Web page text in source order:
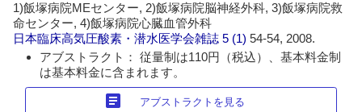
1)飯塚病院MEセンター, 2)飯塚病院脳神経外科, 3)飯塚病院救
命センター, 4)飯塚病院心臓血管外科
日本臨床高気圧酸素・潜水医学会雑誌 5 (1)54-54, 2008.
アブストラクト： 従量制は110円（税込）、基本料金制
は基本料金に含まれます。
article アブストラクトを見る